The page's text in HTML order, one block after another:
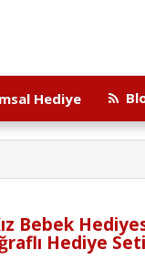
Hediye
Bebek
Hediye Seti